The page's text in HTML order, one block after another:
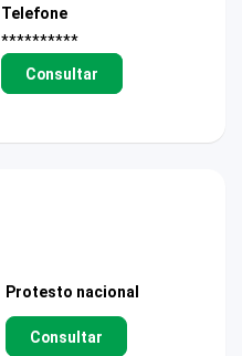
Telefone
**********
Consultar
Protesto nacional
Consultar